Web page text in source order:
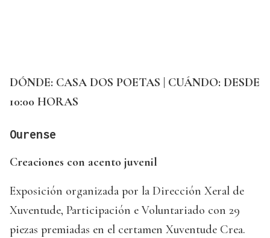
DÓNDE: CASA DOS POETAS | CUÁNDO: DESDE
10:00 HORAS
Ourense
Creaciones con acento juvenil
Exposición organizada por la Dirección Xeral de
Xuventude, Participación e Voluntariado con 29
piezas premiadas en el certamen Xuventude Crea.